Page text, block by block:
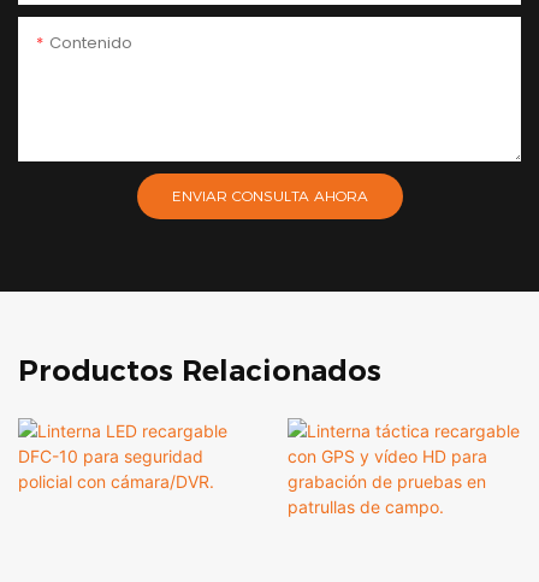
Contenido
ENVIAR CONSULTA AHORA
Productos Relacionados